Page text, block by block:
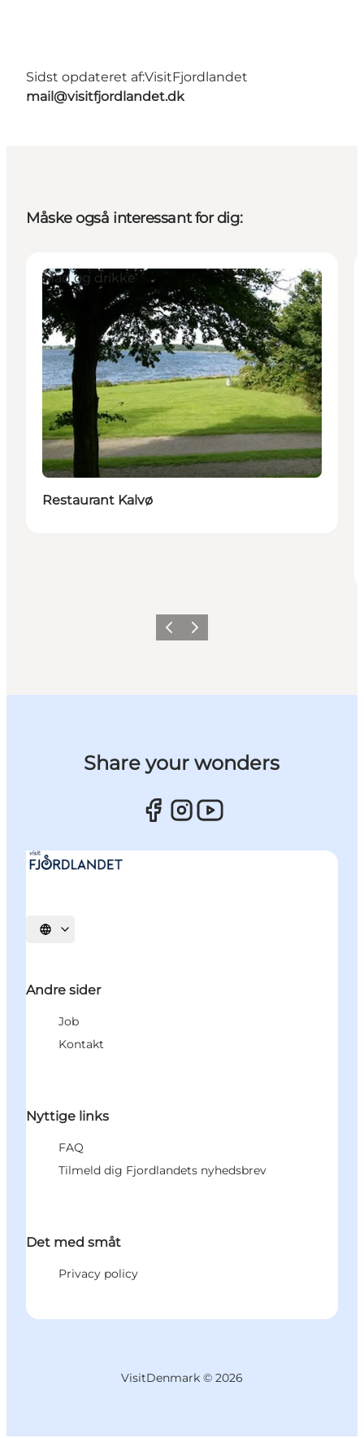
Sidst opdateret af:VisitFjordlandet
mail@visitfjordlandet.dk
Måske også interessant for dig:
Mad og drikke
Restaurant Kalvø
Forrige billede
Næste billede
Share your wonders
Vælg sprog
Andre sider
Job
Kontakt
Nyttige links
FAQ
Tilmeld dig Fjordlandets nyhedsbrev
Det med småt
Privacy policy
VisitDenmark © 2026